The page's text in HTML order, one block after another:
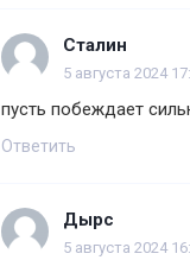
Сталин
5 августа 2024
пусть побеждает
Ответить
Дырс
5 августа 2024